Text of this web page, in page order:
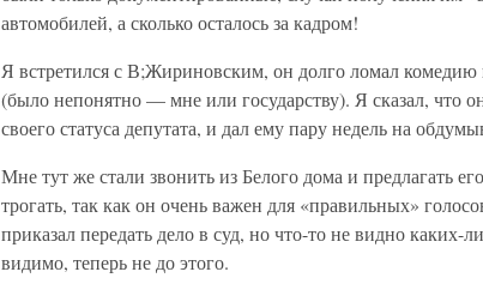
автомобилей, а сколько осталось за кадром!
Я встретился с В;Жириновским, он долго ломал комедию
(было непонятно — мне или государству). Я сказал, что
своего статуса депутата, и дал ему пару недель на
Мне тут же стали звонить из Белого дома и предлагать
трогать, так как он очень важен для «правильных»
приказал передать дело в суд, но что-то не видно каких-
видимо, теперь не до этого.